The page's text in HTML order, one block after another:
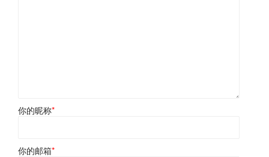
你的昵称*
你的邮箱*